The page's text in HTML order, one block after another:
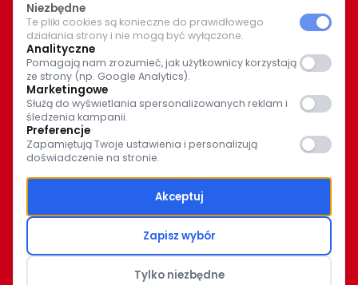
WIĘCEJ O NAS
Bądź z nami na bieżąco. Wspólnymi siłami pomagajmy
potrzebującym.
Polityka Ochrony Dzieci
Niezbędne
Te pliki cookies są konieczne do prawidłowego
działania strony i nie mogą być wyłączone.
Analityczne
Pomagają nam zrozumieć, jak użytkownicy korzystają
ze strony (np. Google Analytics).
Marketingowe
Służą do wyświetlania spersonalizowanych reklam i
śledzenia kampanii.
Preferencje
Zapamiętują Twoje ustawienia i personalizują
doświadczenie na stronie.
Akceptuj
Zapisz wybór
Tylko niezbędne